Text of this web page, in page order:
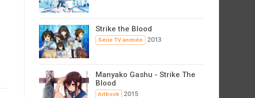
Strike the Blood
Série TV animée 2013
Manyako Gashu - Strike The
Blood
Artbook 2015